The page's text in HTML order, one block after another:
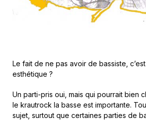
Le fait de ne pas avoir de bassiste,
esthétique ?
Un parti-pris oui, mais qui pourrait bien
le krautrock la basse est importante.
sujet, surtout que certaines parties de